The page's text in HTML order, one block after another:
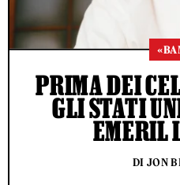
PRIMA DEI
GLI STATI
EMERIL
DI JON